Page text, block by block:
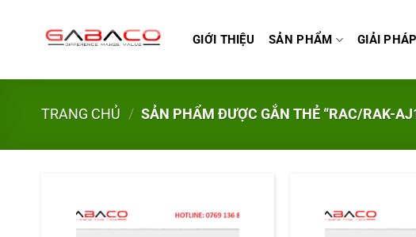
GIỚI THIỆU SẢN PHẨM GIẢI PHÁP
TRANG CHỦ / SẢN PHẨM ĐƯỢC GẮN THẺ “RAC/RAK-